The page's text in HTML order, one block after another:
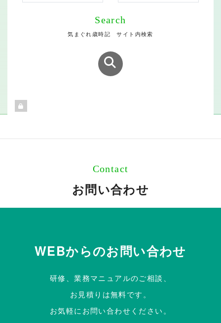
Search
気まぐれ歳時記 サイト内検索
Contact
お問い合わせ
WEBからのお問い合わせ
研修、業務マニュアルのご相談、
お見積りは無料です。
お気軽にお問い合わせください。